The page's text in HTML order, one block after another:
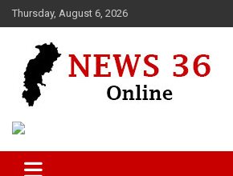
Skip
to
Thursday, August 6, 2026
News 36